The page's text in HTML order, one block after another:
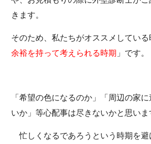
きます。
そのため、私たちがオススメしている
余裕を持って考えられる時期 」 です。
「希望の色になるのか」「周辺の家
いか」等心配事は尽きないかと思いま
忙しくなるであろうという時期を避